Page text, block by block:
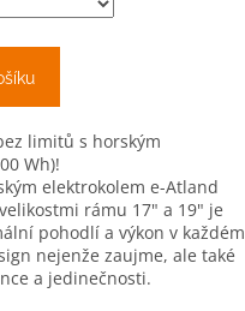
limitů s horským
Wh)!
elektrokolem e-Atland
rámu 17" a 19" je
pohodlí a výkon v každém
nejenže zaujme, ale také
a jedinečnosti.